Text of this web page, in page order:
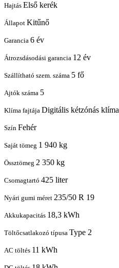
Hajtás Első kerék
Állapot Kitűnő
Garancia 6 év
Átrozsdásodási garancia 12 év
Szállítható szem. száma 5 fő
Ajtók száma 5
Klíma fajtája Digitális kétzónás klíma
Szín Fehér
Saját tömeg 1 940 kg
Össztömeg 2 350 kg
Csomagtartó 425 liter
Nyári gumi méret 235/50 R 19
Akkukapacitás 18,3 kWh
Töltőcsatlakozó típusa Type 2
AC töltés 11 kWh